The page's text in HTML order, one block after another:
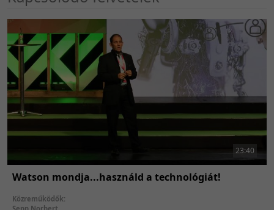
23:40
Watson mondja...használd a technológiát!
Közreműködők: